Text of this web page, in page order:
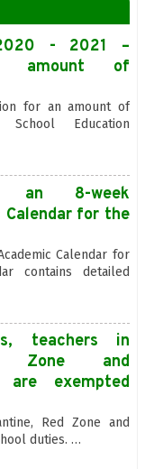
- 2021 –
amount of
for an amount of
School Education
an 8-week
for the
Calendar for
contains detailed
teachers in
Zone and
are exempted
Red Zone and
duties. …